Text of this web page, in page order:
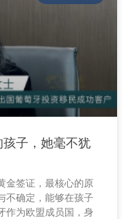
子，她毫不犹
金签证，最核心的原
不确定，能够在孩子
作为欧盟成员国，身